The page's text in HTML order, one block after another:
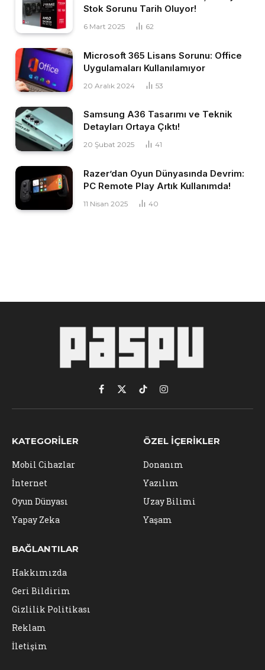
Stok Sorunu Tarih Oluyor!
6 Mart 2025 62
Microsoft 365 Lisans Sorunu: Office
Uygulamaları Kullanılamıyor
20 Aralık 2024 53
Samsung A36 Tasarımı ve Teknik
Detayları Ortaya Çıktı!
20 Şubat 2025 41
Razer’dan Oyun Dünyasında Devrim:
PC Remote Play Artık Kullanımda!
11 Nisan 2025 40
Facebook
X
(Twitter)
TikTokInstagram
KATEGORILER
Mobil Cihazlar
İnternet
Oyun Dünyası
Yapay Zeka
ÖZEL İÇERIKLER
Donanım
Yazılım
Uzay Bilimi
Yaşam
BAĞLANTILAR
Hakkımızda
Geri Bildirim
Gizlilik Politikası
Reklam
İletişim